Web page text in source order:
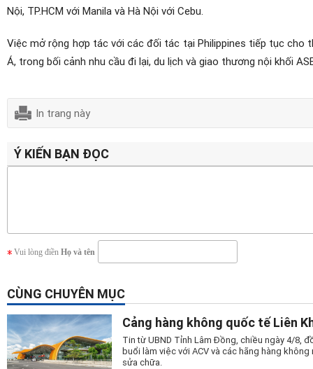
Nội, TP.HCM với Manila và Hà Nội với Cebu.
Việc mở rộng hợp tác với các đối tác tại Philippines tiếp tục
Á, trong bối cảnh nhu cầu đi lại, du lịch và giao thương nội khối
In trang này
Ý KIẾN BẠN ĐỌC
Vui lòng điền Họ và tên
CÙNG CHUYÊN MỤC
Cảng hàng không quốc tế Liên
Tin từ UBND Tỉnh Lâm Đồng, chiều ngày 4/8,
buổi làm việc với ACV và các hãng hàng
sửa chữa.